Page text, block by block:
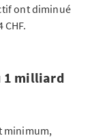
ont diminué
1 milliard
minimum,